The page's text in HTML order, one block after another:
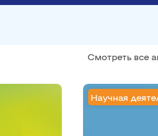
Смотреть все
Научная